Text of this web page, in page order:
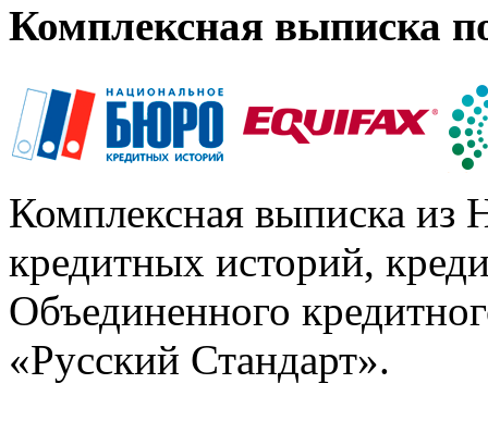
Комплексная выписка
Комплексная выписка из
кредитных историй,
Объединенного
«Русский Стандарт».